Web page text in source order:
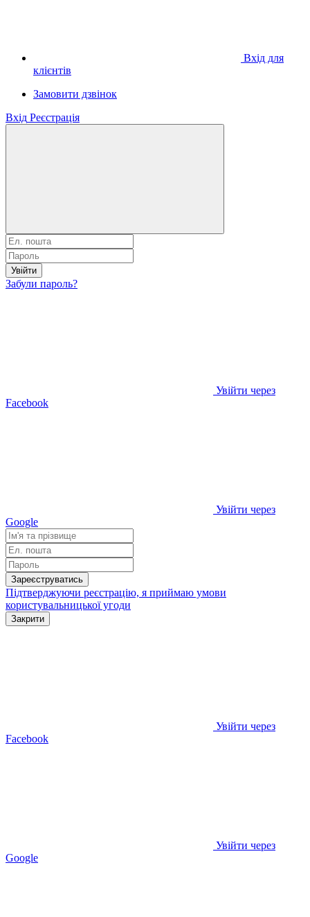
Вхід для
клієнтів
Замовити дзвінок
Вхід Реєстрація
Увійти
Забули пароль?
Увійти через
Facebook
Увійти через
Google
Зареєструватись
Підтверджуючи реєстрацію, я приймаю умови
користувальницької угоди
Закрити
Увійти через
Facebook
Увійти через
Google